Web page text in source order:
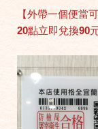
【外帶一個便當
20點立即兌換90